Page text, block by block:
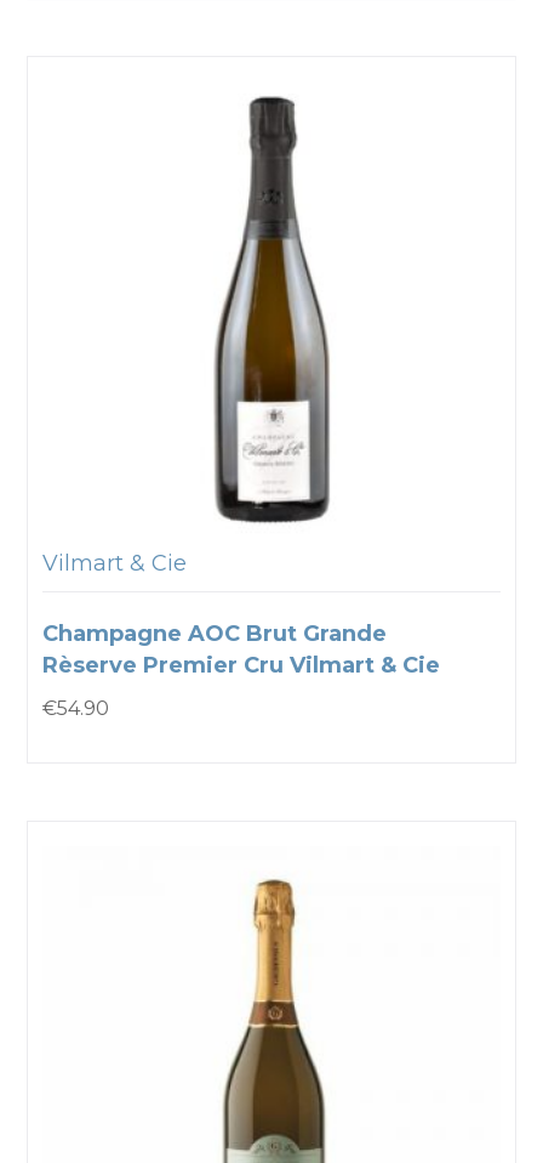
Vilmart & Cie
Champagne AOC Brut Grande
Rèserve Premier Cru Vilmart & Cie
€54.90